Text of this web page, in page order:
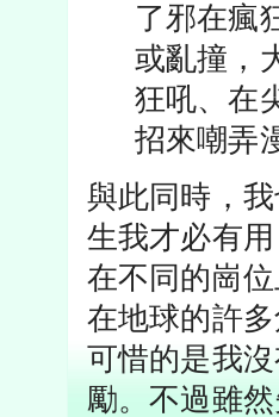
了邪在瘋
或亂撞，
狂吼、在
招來嘲弄
與此同時，
生我才必有
在不同的崗
在地球的許
可惜的是我
勵。不過雖